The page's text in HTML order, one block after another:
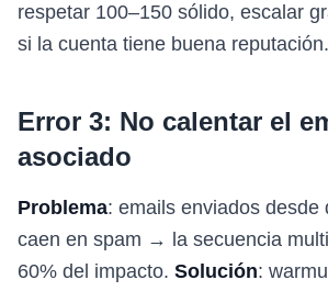
respetar 100–150 sólido, escalar
si la cuenta tiene buena reputación.
Error 3: No calentar el
asociado
Problema: emails enviados desde
caen en spam → la secuencia
60% del impacto. Solución: